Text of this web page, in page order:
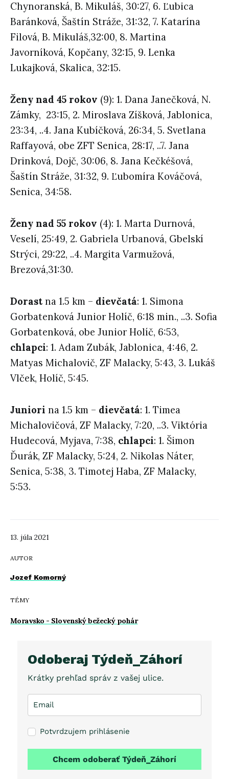
13. júla 2021
AUTOR
Jozef Komorný
TÉMY
Moravsko - Slovenský bežecký pohár
Chynoranská, B. Mikuláš, 30:27, 6. Ľubica
Baránková, Šaštín Stráže, 31:32, 7. Katarína
Filová, B. Mikuláš,32:00, 8. Martina
Javorníková, Kopčany, 32:15, 9. Lenka
Lukajková, Skalica, 32:15.
Ženy nad 45 rokov (9): 1. Dana Janečková, N.
Zámky, 23:15, 2. Miroslava Zíšková, Jablonica,
23:34, ..4. Jana Kubíčková, 26:34, 5. Svetlana
Raffayová, obe ZFT Senica, 28:17, ..7. Jana
Drinková, Dojč, 30:06, 8. Jana Kečkéšová,
Šaštín Stráže, 31:32, 9. Ľubomíra Kováčová,
Senica, 34:58.
Ženy nad 55 rokov (4): 1. Marta Durnová,
Veselí, 25:49, 2. Gabriela Urbanová, Gbelskí
Strýci, 29:22, ..4. Margita Varmužová,
Brezová,31:30.
Dorast na 1.5 km – dievčatá: 1. Simona
Gorbatenková Junior Holíč, 6:18 min., ..3. Sofia
Gorbatenková, obe Junior Holíč, 6:53,
chlapci: 1. Adam Zubák, Jablonica, 4:46, 2.
Matyas Michalovič, ZF Malacky, 5:43, 3. Lukáš
Vlček, Holíč, 5:45.
Juniori na 1.5 km – dievčatá: 1. Timea
Michalovičová, ZF Malacky, 7:20, ..3. Viktória
Hudecová, Myjava, 7:38, chlapci: 1. Šimon
Ďurák, ZF Malacky, 5:24, 2. Nikolas Náter,
Senica, 5:38, 3. Timotej Haba, ZF Malacky,
5:53.
Odoberaj Týdeň_Záhorí
Krátky prehľad správ z vašej ulice.
Potvrdzujem prihlásenie
Chcem odoberať Týdeň_Záhorí